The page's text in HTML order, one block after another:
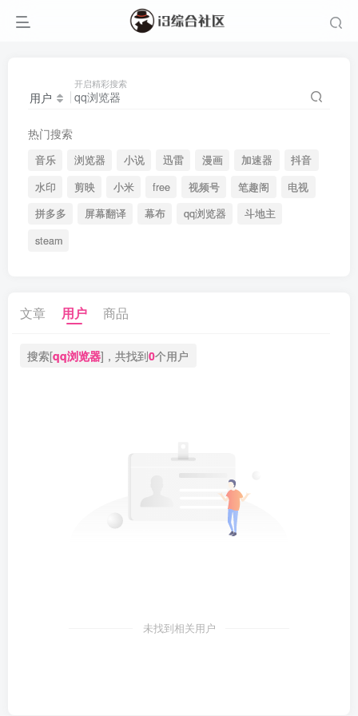
用户
开启精彩搜索
热门搜索
音乐 浏览器 小说 迅雷 漫画 加速器
抖音
水印
剪映 小米 free 视频号 笔趣阁
电视
拼多多
屏幕翻译 幕布 qq浏览器
斗地主
steam
文章 用户 商品
搜索[qq浏览器]，共找到0个用户
未找到相关用户